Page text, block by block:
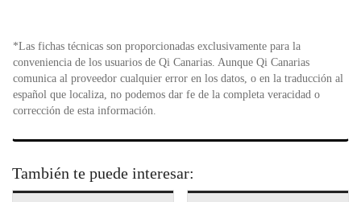
*Las fichas técnicas son proporcionadas exclusivamente para la
conveniencia de los usuarios de Qi Canarias. Aunque Qi Canarias
comunica al proveedor cualquier error en los datos, o en la traducción al
español que localiza, no podemos dar fe de la completa veracidad o
corrección de esta información.
También te puede interesar: